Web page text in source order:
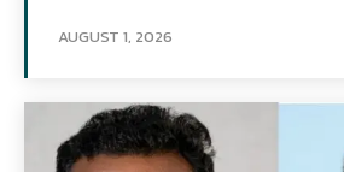
AUGUST 1, 2026